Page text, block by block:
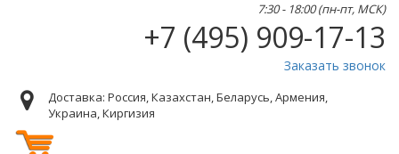
7:30 - 18:00 (пн-пт, МСК)
+7 (495) 909-17-13
Заказать звонок
Доставка: Россия, Казахстан, Беларусь, Армения,
Украина, Киргизия